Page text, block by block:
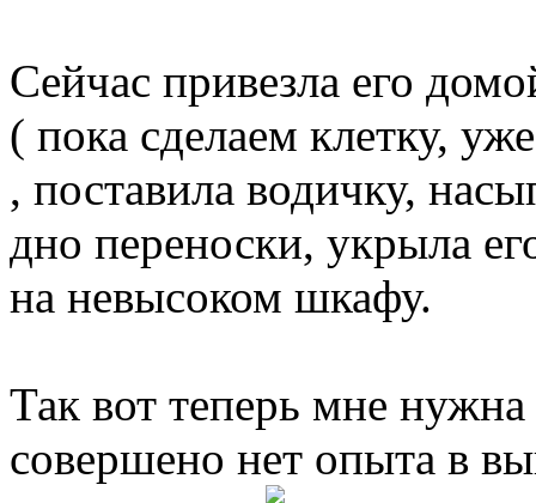
Сейчас привезла его
( пока сделаем клетку,
, поставила водичку,
дно переноски, укрыла
на невысоком шкафу.
Так вот теперь мне
совершено нет опыта в